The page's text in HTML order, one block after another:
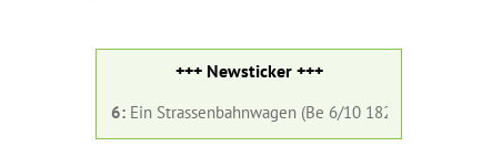
+++ Newsticker +++
Ein Strassenbahnwagen (Be 6/10 182) und ein